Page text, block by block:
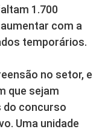
1.700
com a
temporários.
no setor, e
que sejam
do concurso
Uma unidade